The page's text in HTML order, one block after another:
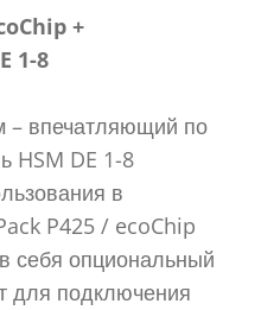
+
1-8
– впечатляющий по
HSM DE 1-8
в
P425 / ecoChip
опциональный
для подключения